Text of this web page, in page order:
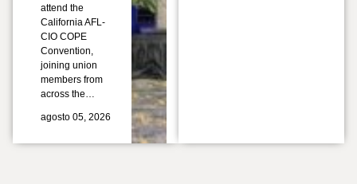
attend the
California AFL-
CIO COPE
Convention,
joining union
members from
across the…
agosto 05, 2026